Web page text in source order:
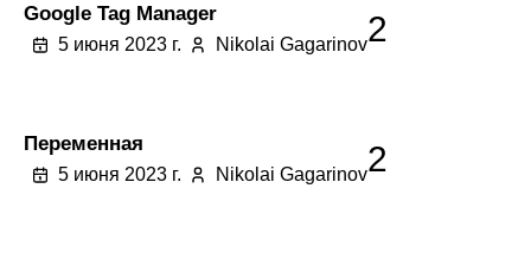
Google Tag Manager
5 июня 2023 г. Nikolai Gagarinov2
Переменная
5 июня 2023 г. Nikolai Gagarinov2